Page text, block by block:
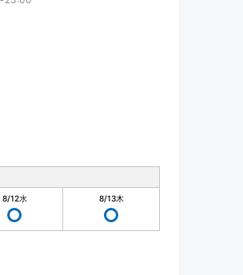
8/12水 8/13木